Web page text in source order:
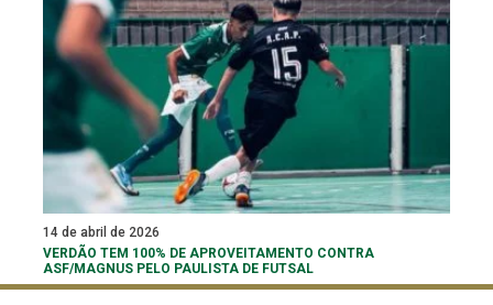
14 de abril de 2026
VERDÃO TEM 100% DE APROVEITAMENTO CONTRA
ASF/MAGNUS PELO PAULISTA DE FUTSAL